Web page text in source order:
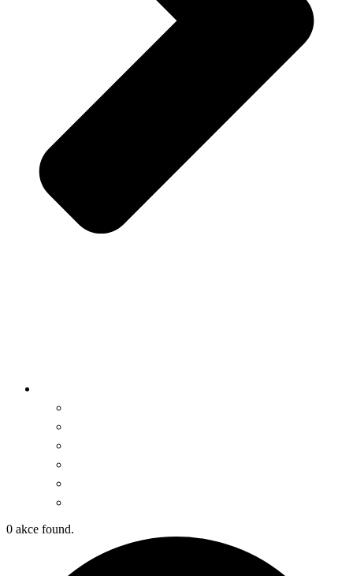
0 akce found.